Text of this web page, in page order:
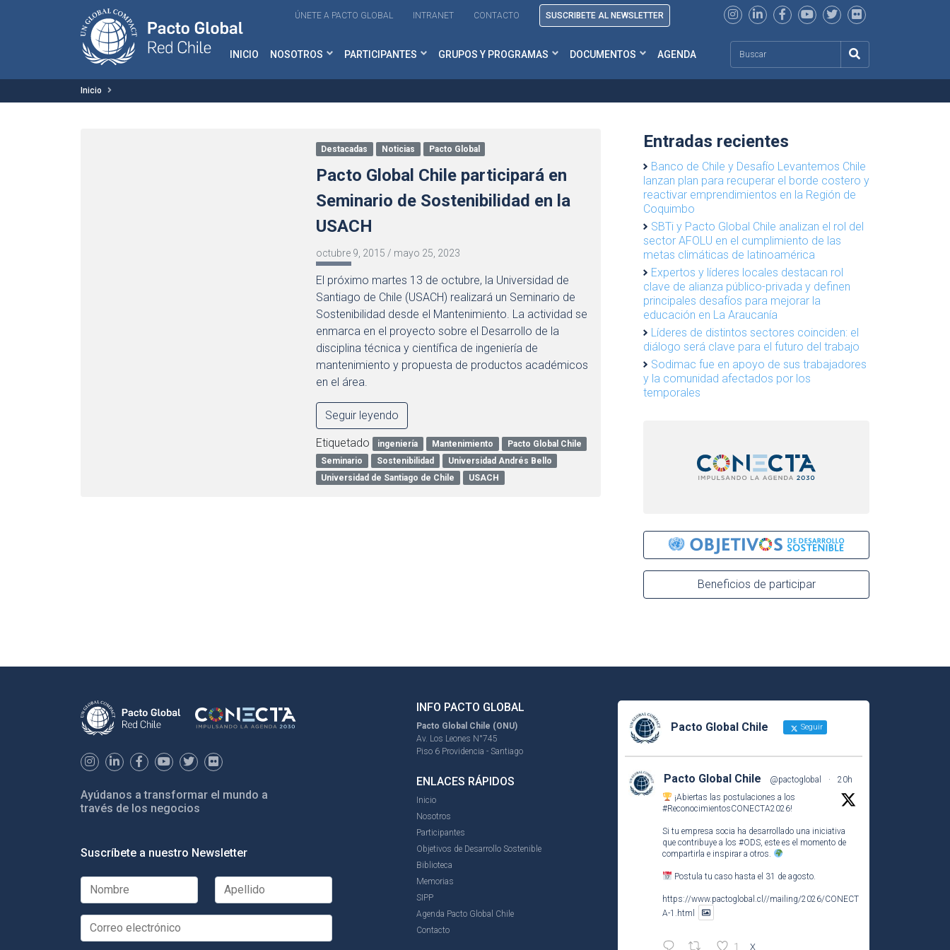
ÚNETE A PACTO GLOBAL INTRANET CONTACTO SUSCRIBETE AL NEWSLETTER
INICIO NOSOTROS PARTICIPANTES GRUPOS Y PROGRAMAS DOCUMENTOS AGENDA
Inicio
Destacadas Noticias Pacto Global
Pacto Global Chile participará en
Seminario de Sostenibilidad en la
USACH
octubre 9, 2015 / mayo 25, 2023
El próximo martes 13 de octubre, la Universidad de
Santiago de Chile (USACH) realizará un Seminario de
Sostenibilidad desde el Mantenimiento. La actividad se
enmarca en el proyecto sobre el Desarrollo de la
disciplina técnica y científica de ingeniería de
mantenimiento y propuesta de productos académicos
en el área.
Seguir leyendo
Etiquetado ingeniería Mantenimiento
Pacto Global Chile
Seminario
Sostenibilidad
Universidad Andrés Bello
Universidad de Santiago de Chile
USACH
Entradas recientes
Banco de Chile y Desafío Levantemos Chile
lanzan plan para recuperar el borde costero y
reactivar emprendimientos en la Región de
Coquimbo
SBTi y Pacto Global Chile analizan el rol del
sector AFOLU en el cumplimiento de las
metas climáticas de latinoamérica
Expertos y líderes locales destacan rol
clave de alianza público-privada y definen
principales desafíos para mejorar la
educación en La Araucanía
Líderes de distintos sectores coinciden: el
diálogo será clave para el futuro del trabajo
Sodimac fue en apoyo de sus trabajadores
y la comunidad afectados por los
temporales
Beneficios de participar
Ayúdanos a transformar el mundo a
través de los negocios
Suscríbete a nuestro Newsletter
INFO PACTO GLOBAL
Pacto Global Chile (ONU)
Av. Los Leones N°745
Piso 6 Providencia - Santiago
ENLACES RÁPIDOS
Inicio
Nosotros
Participantes
Objetivos de Desarrollo Sostenible
Biblioteca
Memorias
SIPP
Agenda Pacto Global Chile
Contacto
Pacto Global Chile Seguir
Pacto Global Chile @pactoglobal ·
20h
¡Abiertas las postulaciones a los
#ReconocimientosCONECTA2026!
Si tu empresa socia ha desarrollado una iniciativa
que contribuye a los #ODS, este es el momento de
compartirla e inspirar a otros.
Postula tu caso hasta el 31 de agosto.
https://www.pactoglobal.cl//mailing/2026/CONECT
A-1.html
1 X